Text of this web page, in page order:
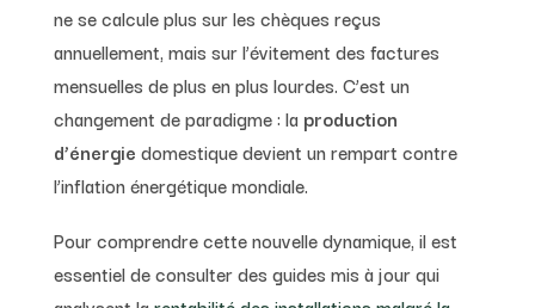
ne se calcule plus sur les chèques reçus
annuellement, mais sur l’évitement des factures
mensuelles de plus en plus lourdes. C’est un
changement de paradigme : la production
d’énergie domestique devient un rempart contre
l’inflation énergétique mondiale.
Pour comprendre cette nouvelle dynamique, il est
essentiel de consulter des guides mis à jour qui